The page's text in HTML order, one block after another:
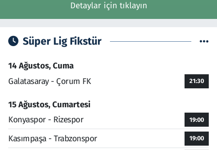
Detaylar için tıklayın
Süper Lig Fikstür
14 Ağustos, Cuma
Galatasaray - Çorum FK
21:30
15 Ağustos, Cumartesi
Konyaspor - Rizespor
19:00
Kasımpaşa - Trabzonspor 19:00